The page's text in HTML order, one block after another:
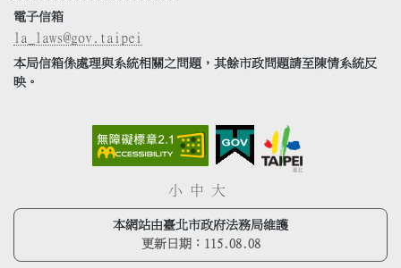
電子信箱
la_laws@gov.taipei
本局信箱係處理與系統相關之問題，其餘市政問題請至陳情系統反
映。
小 中 大
本網站由臺北市政府法務局維護
更新日期： 115.08.08